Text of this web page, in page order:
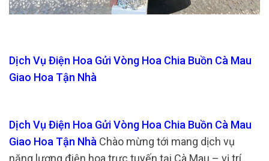
Dịch Vụ Điện Hoa Gửi Vòng Hoa Chia Buồn Cà Mau
Giao Hoa Tận Nhà
Dịch Vụ Điện Hoa Gửi Vòng Hoa Chia Buồn Cà Mau
Giao Hoa Tận Nhà Chào mừng tới mang dịch vụ
năng lượng điện hoa trực tuyến tại Cà Mau – vị trí